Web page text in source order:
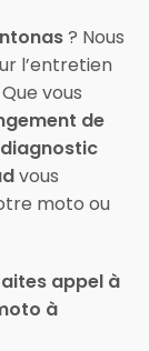
? Nous
l’entretien
vous
de
diagnostic
vous
moto ou
appel à
à